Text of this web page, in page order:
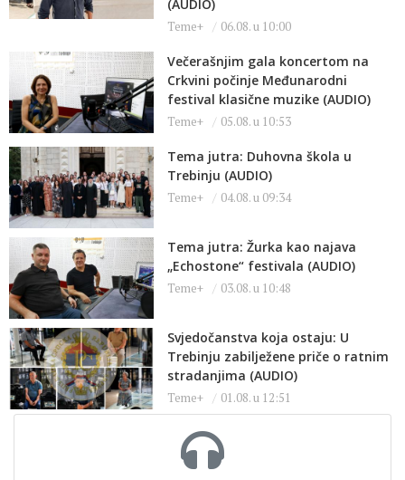
(AUDIO)
Teme+ 06.08. u 10:00
Večerašnjim gala koncertom na
Crkvini počinje Međunarodni
festival klasične muzike (AUDIO)
Teme+ 05.08. u 10:53
Tema jutra: Duhovna škola u
Trebinju (AUDIO)
Teme+ 04.08. u 09:34
Tema jutra: Žurka kao najava
„Echostone“ festivala (AUDIO)
Teme+ 03.08. u 10:48
Svjedočanstva koja ostaju: U
Trebinju zabilježene priče o ratnim
stradanjima (AUDIO)
Teme+ 01.08. u 12:51